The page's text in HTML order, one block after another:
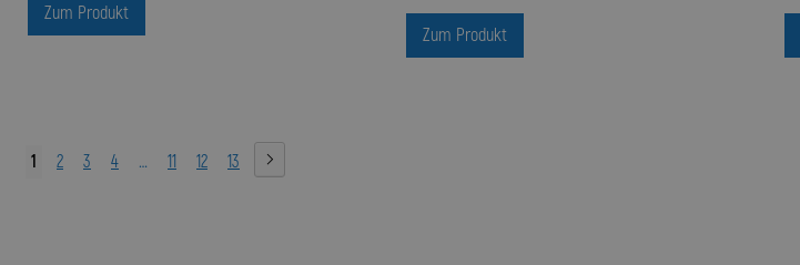
Zum Produkt
Zum Produkt
1 2 3 4 … 11 12 13